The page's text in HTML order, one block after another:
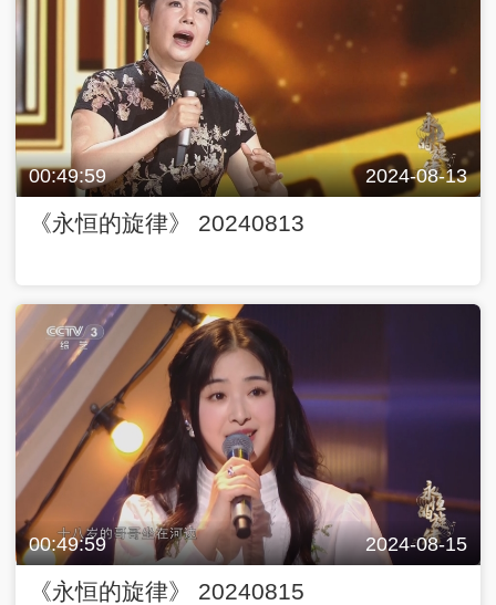
00:49:59 2024-08-13
《永恒的旋律》 20240813
00:49:59 2024-08-15
《永恒的旋律》 20240815